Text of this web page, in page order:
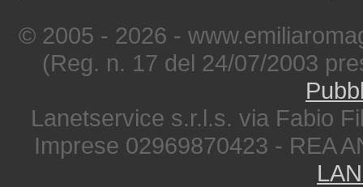
© 2005 - 2026 -
(Reg. n. 17 del 24/07/2003
Lanetservice s.r.l.s. via Fabio
Imprese 02969870423 - REA